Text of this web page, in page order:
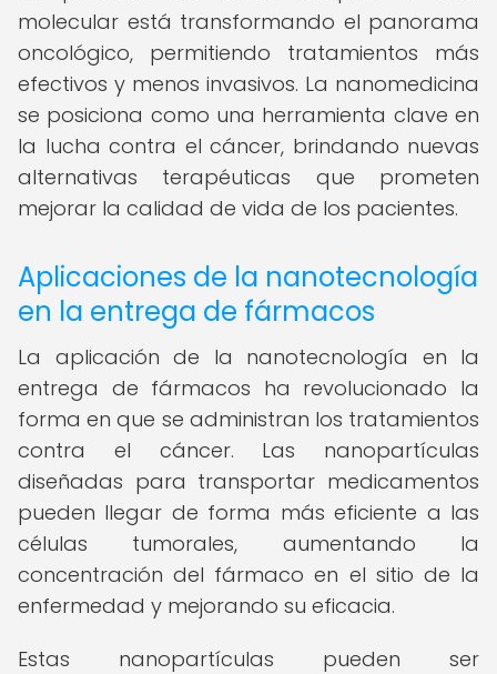
molecular está transformando el panorama
oncológico, permitiendo tratamientos más
efectivos y menos invasivos. La nanomedicina
se posiciona como una herramienta clave en
la lucha contra el cáncer, brindando nuevas
alternativas terapéuticas que prometen
mejorar la calidad de vida de los pacientes.
Aplicaciones de la nanotecnología
en la entrega de fármacos
La aplicación de la nanotecnología en la
entrega de fármacos ha revolucionado la
forma en que se administran los tratamientos
contra el cáncer. Las nanopartículas
diseñadas para transportar medicamentos
pueden llegar de forma más eficiente a las
células tumorales, aumentando la
concentración del fármaco en el sitio de la
enfermedad y mejorando su eficacia.
Estas nanopartículas pueden ser